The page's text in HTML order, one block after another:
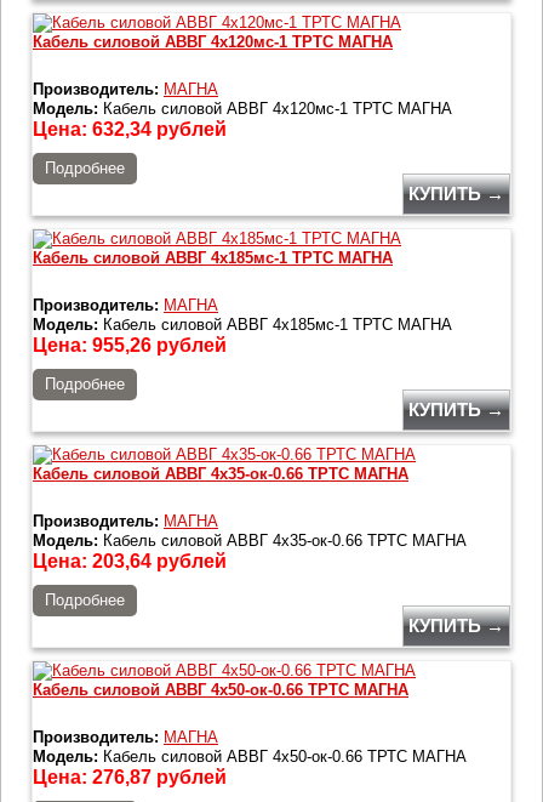
Кабель силовой АВВГ 4х120мс-1 ТРТС МАГНА
Производитель: МАГНА
Модель: Кабель силовой АВВГ 4х120мс-1 ТРТС МАГНА
Цена: 632,34 рублей
Подробнее
КУПИТЬ →
Кабель силовой АВВГ 4х185мс-1 ТРТС МАГНА
Производитель: МАГНА
Модель: Кабель силовой АВВГ 4х185мс-1 ТРТС МАГНА
Цена: 955,26 рублей
Подробнее
КУПИТЬ →
Кабель силовой АВВГ 4х35-ок-0.66 ТРТС МАГНА
Производитель: МАГНА
Модель: Кабель силовой АВВГ 4х35-ок-0.66 ТРТС МАГНА
Цена: 203,64 рублей
Подробнее
КУПИТЬ →
Кабель силовой АВВГ 4х50-ок-0.66 ТРТС МАГНА
Производитель: МАГНА
Модель: Кабель силовой АВВГ 4х50-ок-0.66 ТРТС МАГНА
Цена: 276,87 рублей